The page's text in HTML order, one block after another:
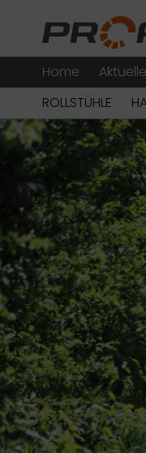
Home
ROLLSTÜHLE